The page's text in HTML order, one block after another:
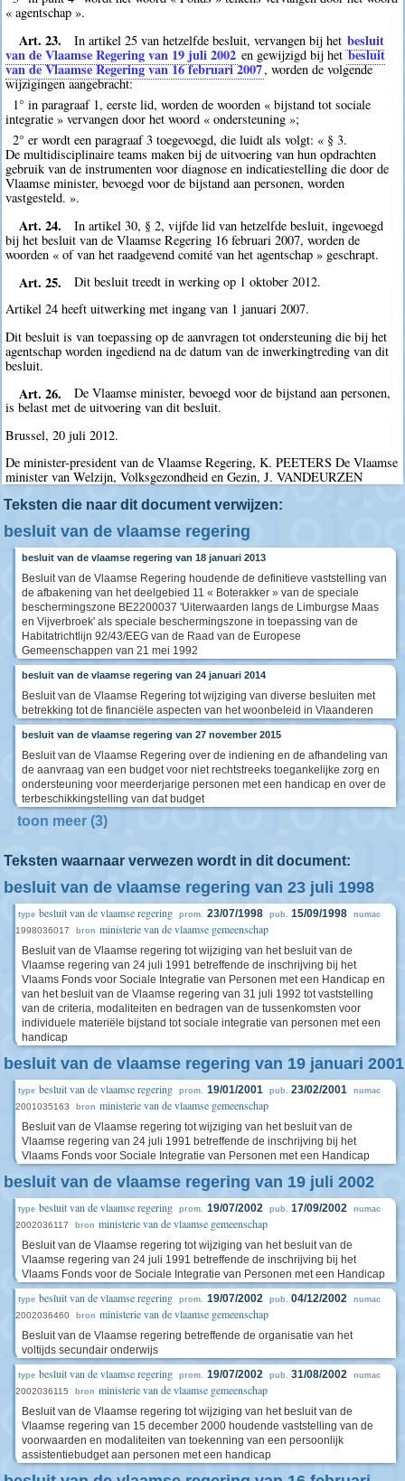
« agentschap ».
Art. 23. In artikel 25 van hetzelfde besluit, vervangen bij het besluit
van de Vlaamse Regering van 19 juli 2002 en gewijzigd bij hetbesluit
van de Vlaamse Regering van 16 februari 2007, worden de volgende
wijzigingen aangebracht:
1° in paragraaf 1, eerste lid, worden de woorden « bijstand tot sociale
integratie » vervangen door het woord « ondersteuning »;
2° er wordt een paragraaf 3 toegevoegd, die luidt als volgt: « § 3.
De multidisciplinaire teams maken bij de uitvoering van hun opdrachten
gebruik van de instrumenten voor diagnose en indicatiestelling die door de
Vlaamse minister, bevoegd voor de bijstand aan personen, worden
vastgesteld. ».
Art. 24.
In artikel 30, § 2, vijfde lid van hetzelfde besluit, ingevoegd
bij het besluit van de Vlaamse Regering 16 februari 2007, worden de
woorden « of van het raadgevend comité van het agentschap » geschrapt.
Art. 25.
Dit besluit treedt in werking op 1 oktober 2012.
Artikel 24 heeft uitwerking met ingang van 1 januari 2007.
Dit besluit is van toepassing op de aanvragen tot ondersteuning die bij het
agentschap worden ingediend na de datum van de inwerkingtreding van dit
besluit.
Art. 26.
De Vlaamse minister, bevoegd voor de bijstand aan personen,
is belast met de uitvoering van dit besluit.
Brussel, 20 juli 2012.
De minister-president van de Vlaamse Regering, K. PEETERS De Vlaamse
minister van Welzijn, Volksgezondheid en Gezin, J. VANDEURZEN
Teksten die naar dit document verwijzen:
besluit van de vlaamse regering
besluit van de vlaamse regering van 18 januari 2013
Besluit van de Vlaamse Regering houdende de definitieve vaststelling van
de afbakening van het deelgebied 11 « Boterakker » van de speciale
beschermingszone BE2200037 'Uiterwaarden langs de Limburgse Maas
en Vijverbroek' als speciale beschermingszone in toepassing van de
Habitatrichtlijn 92/43/EEG van de Raad van de Europese
Gemeenschappen van 21 mei 1992
besluit van de vlaamse regering van 24 januari 2014
Besluit van de Vlaamse Regering tot wijziging van diverse besluiten met
betrekking tot de financiële aspecten van het woonbeleid in Vlaanderen
besluit van de vlaamse regering van 27 november 2015
Besluit van de Vlaamse Regering over de indiening en de afhandeling van
de aanvraag van een budget voor niet rechtstreeks toegankelijke zorg en
ondersteuning voor meerderjarige personen met een handicap en over de
terbeschikkingstelling van dat budget
toon meer (3)
Teksten waarnaar verwezen wordt in dit document:
besluit van de vlaamse regering van 23 juli 1998
type besluit van de vlaamse regering prom. 23/07/1998 pub. 15/09/1998 numac
1998036017 bron ministerie van de vlaamse gemeenschap
Besluit van de Vlaamse regering tot wijziging van het besluit van de
Vlaamse regering van 24 juli 1991 betreffende de inschrijving bij het
Vlaams Fonds voor Sociale Integratie van Personen met een Handicap en
van het besluit van de Vlaamse regering van 31 juli 1992 tot vaststelling
van de criteria, modaliteiten en bedragen van de tussenkomsten voor
individuele materiële bijstand tot sociale integratie van personen met een
handicap
besluit van de vlaamse regering van 19 januari 2001
type besluit van de vlaamse regering prom. 19/01/2001 pub. 23/02/2001 numac
2001035163 bron ministerie van de vlaamse gemeenschap
Besluit van de Vlaamse regering tot wijziging van het besluit van de
Vlaamse regering van 24 juli 1991 betreffende de inschrijving bij het
Vlaams Fonds voor Sociale Integratie van Personen met een Handicap
besluit van de vlaamse regering van 19 juli 2002
type besluit van de vlaamse regering prom. 19/07/2002 pub. 17/09/2002 numac
2002036117 bron ministerie van de vlaamse gemeenschap
Besluit van de Vlaamse regering tot wijziging van het besluit van de
Vlaamse regering van 24 juli 1991 betreffende de inschrijving bij het
Vlaams Fonds voor de Sociale Integratie van Personen met een Handicap
type besluit van de vlaamse regering prom. 19/07/2002 pub. 04/12/2002 numac
2002036460 bron ministerie van de vlaamse gemeenschap
Besluit van de Vlaamse regering betreffende de organisatie van het
voltijds secundair onderwijs
type besluit van de vlaamse regering prom. 19/07/2002 pub. 31/08/2002 numac
2002036115 bron ministerie van de vlaamse gemeenschap
Besluit van de Vlaamse regering tot wijziging van het besluit van de
Vlaamse regering van 15 december 2000 houdende vaststelling van de
voorwaarden en modaliteiten van toekenning van een persoonlijk
assistentiebudget aan personen met een handicap